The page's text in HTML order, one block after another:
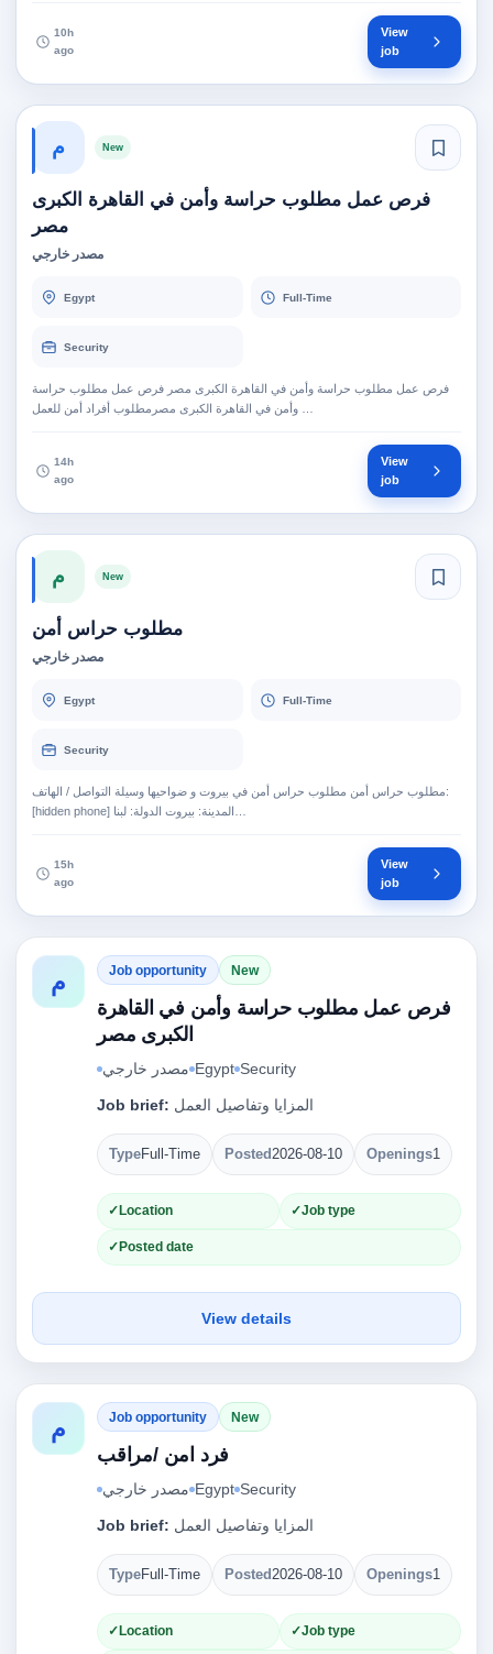
10h
ago
View
job
م New
فرص عمل مطلوب حراسة وأمن في القاهرة الكبرى
مصر
مصدر خارجي
Egypt Full-Time
Security
فرص عمل مطلوب حراسة وأمن في القاهرة الكبرى مصر فرص عمل مطلوب حراسة
14h
ago
View
job
م New
مطلوب حراس أمن
مصدر خارجي
Egypt Full-Time
Security
مطلوب حراس أمن مطلوب حراس أمن في بيروت و ضواحيها وسيلة التواصل / الهاتف:
15h
ago
View
job
م Job opportunity New
فرص عمل مطلوب حراسة وأمن في القاهرة
الكبرى مصر
مصدر خارجي Egypt Security
Job brief: المزايا وتفاصيل العمل
TypeFull-Time Posted2026-08-10 Openings1
Location Job type
Posted date
View details
م Job opportunity New
فرد امن /مراقب
مصدر خارجي Egypt Security
Job brief: المزايا وتفاصيل العمل
TypeFull-Time Posted2026-08-10 Openings1
Location Job type